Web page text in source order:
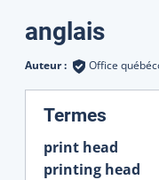
Traductions
anglais
Auteur : Office
Termes
print head
printing head